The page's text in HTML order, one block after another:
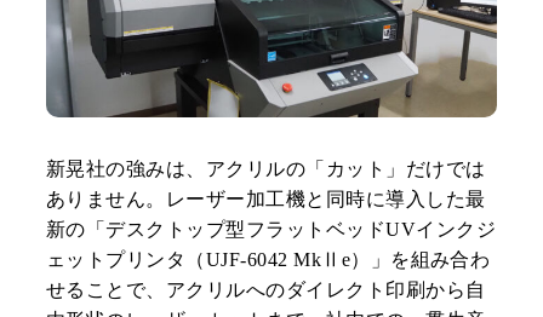
新晃社の強みは、アクリルの「カット」だけでは
ありません。レーザー加工機と同時に導入した最
新の「デスクトップ型フラットベッドUVインクジ
ェットプリンタ（UJF-6042 MkⅡe）」を組み合わ
せることで、アクリルへのダイレクト印刷から自